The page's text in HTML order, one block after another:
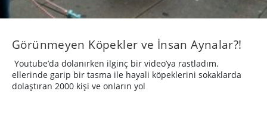
Görünmeyen Köpekler ve İnsan Aynalar?!
Youtube’da dolanırken ilginç bir video’ya rastladım.
ellerinde garip bir tasma ile hayali köpeklerini sokaklarda
dolaştıran 2000 kişi ve onların yol